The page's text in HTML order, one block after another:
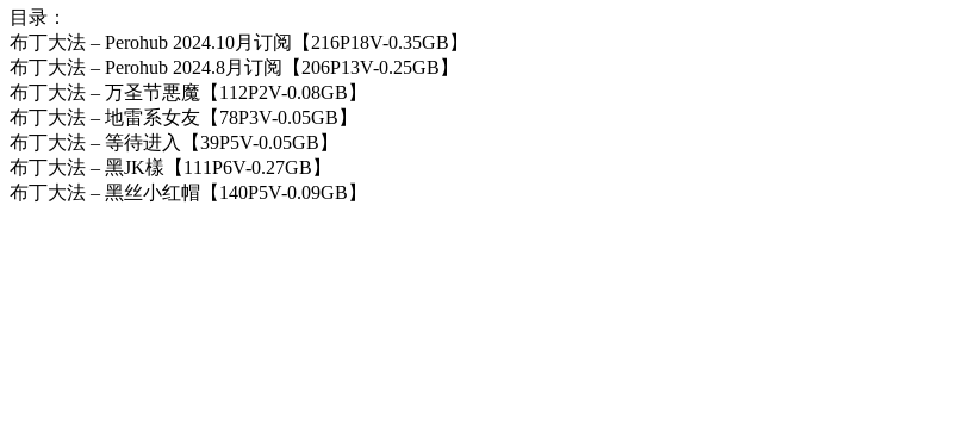
目录：
布丁大法 – Perohub 2024.10月订阅【216P18V-0.35GB】
布丁大法 – Perohub 2024.8月订阅【206P13V-0.25GB】
布丁大法 – 万圣节悪魔【112P2V-0.08GB】
布丁大法 – 地雷系女友【78P3V-0.05GB】
布丁大法 – 等待进入【39P5V-0.05GB】
布丁大法 – 黑JK樣【111P6V-0.27GB】
布丁大法 – 黑丝小红帽【140P5V-0.09GB】